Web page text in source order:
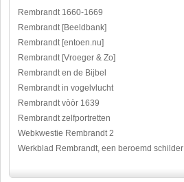
Rembrandt 1660-1669
Rembrandt [Beeldbank]
Rembrandt [entoen.nu]
Rembrandt [Vroeger & Zo]
Rembrandt en de Bijbel
Rembrandt in vogelvlucht
Rembrandt vòòr 1639
Rembrandt zelfportretten
Webkwestie Rembrandt 2
Werkblad Rembrandt, een beroemd schilder